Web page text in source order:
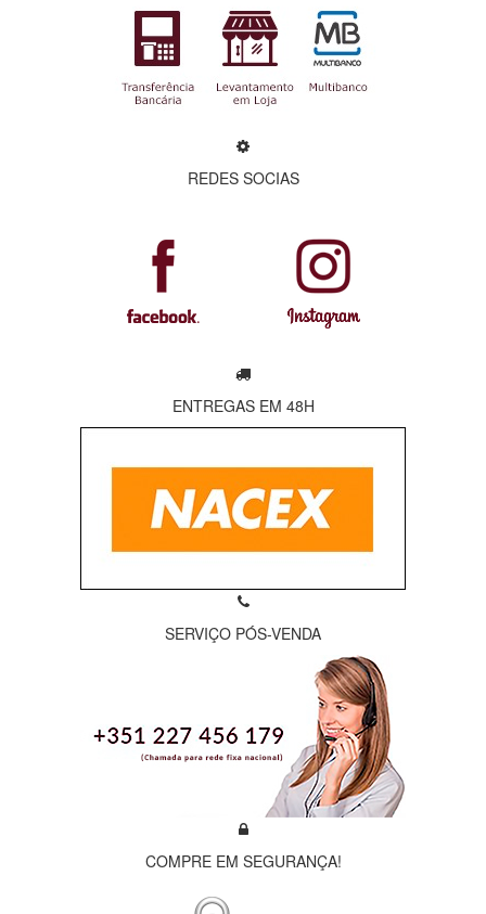
REDES SOCIAS
ENTREGAS EM 48H
SERVIÇO PÓS-VENDA
COMPRE EM SEGURANÇA!